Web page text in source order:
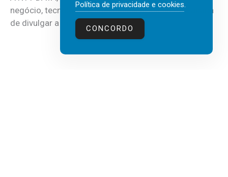
negócio, tecnologia e inteligência artificial (IA), acaba
de divulgar a mais recente...
Política de privacidade e cookies.
CONCORDO